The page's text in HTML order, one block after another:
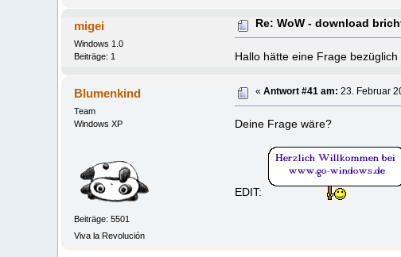
migei
Windows 1.0
Beiträge: 1
Re: WoW - download
Hallo hätte eine Frage
Blumenkind
Team
Windows XP
Beiträge: 5501
Viva la Revolución
«Antwort #41 am: 23. Februar
Deine Frage wäre?
EDIT: